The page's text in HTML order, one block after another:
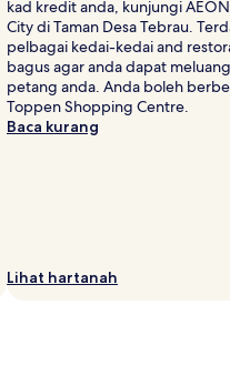
kad kredit anda, kunjungi
City di Taman Desa Tebrau.
pelbagai kedai-kedai and
bagus agar anda dapat
petang anda. Anda boleh
Toppen Shopping Centre.
Baca kurang
Lihat hartanah